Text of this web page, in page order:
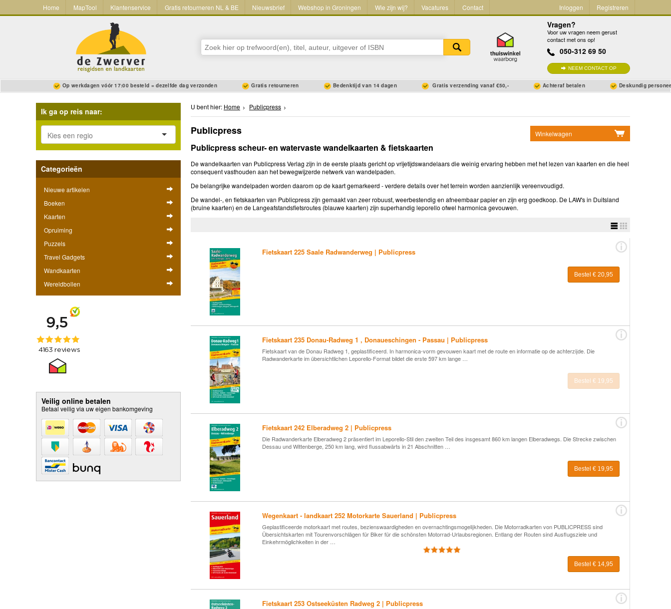
Home MapTool Klantenservice Gratis retourneren NL & BE Nieuwsbrief Webshop in Groningen Wie zijn wij? Vacatures Contact Inloggen Registreren
Vragen?
Voor uw vragen neem gerust
contact met ons op!
050-312 69 50
NEEM CONTACT OP
Op werkdagen vóór 17:00 besteld = dezelfde dag verzonden Gratis retourneren Bedenktijd van 14 dagen Gratis verzending vanaf €50,- Achteraf betalen Deskundig
Ik ga op reis naar:
Categorieën
Nieuwe artikelen
Boeken
Kaarten
Opruiming
Puzzels
Travel Gadgets
Wandkaarten
Wereldbollen
Veilig online betalen
Betaal veilig via uw eigen bankomgeving
U bent hier: Home Publicpress
Winkelwagen
Ga naar winkelwagen
Publicpress
Publicpress scheur- en watervaste wandelkaarten & fietskaarten
De wandelkaarten van Publicpress Verlag zijn in de eerste plaats gericht op vrijetijdswandelaars die weinig ervaring hebben met het lezen van kaarten en die heel
consequent vasthouden aan het bewegwijzerde netwerk van wandelpaden.
De belangrijke wandelpaden worden daarom op de kaart gemarkeerd - verdere details over het terrein worden aanzienlijk vereenvoudigd.
De wandel-, en fietskaarten van Publicpress zijn gemaakt van zeer robuust, weerbestendig en afneembaar papier en zijn erg goedkoop. De LAW's in Duitsland
(bruine kaarten) en de Langeafstandsfietsroutes (blauwe kaarten) zijn superhandig leporello ofwel harmonica gevouwen.
Fietskaart 225 Saale Radwanderweg | Publicpress
Bestel € 20,95
Fietskaart 235 Donau-Radweg 1 , Donaueschingen - Passau | Publicpress
Fietskaart van de Donau Radweg 1, geplastificeerd. In harmonica-vorm gevouwen kaart met de route en informatie op de achterzijde. Die
Radwanderkarte im übersichtlichen Leporello-Format bildet die erste 597 km lange …
Bestel € 19,95
Fietskaart 242 Elberadweg 2 | Publicpress
Die Radwanderkarte Elberadweg 2 präsentiert im Leporello-Stil den zweiten Teil des insgesamt 860 km langen Elberadwegs. Die Strecke zwischen
Dessau und Wittenberge, 250 km lang, wird flussabwärts in 21 Abschnitten …
Bestel € 19,95
Wegenkaart - landkaart 252 Motorkarte Sauerland | Publicpress
Geplastificeerde motorkaart met routes, bezienswaardigheden en overnachtingsmogelijkheden. Die Motorradkarten von PUBLICPRESS sind
Übersichtskarten mit Tourenvorschlägen für Biker für die schönsten Motorrad-Urlaubsregionen. Entlang der Routen sind Ausflugsziele und
Einkehrmöglichkeiten in der …
Bestel € 14,95
Fietskaart 253 Ostseeküsten Radweg 2 | Publicpress